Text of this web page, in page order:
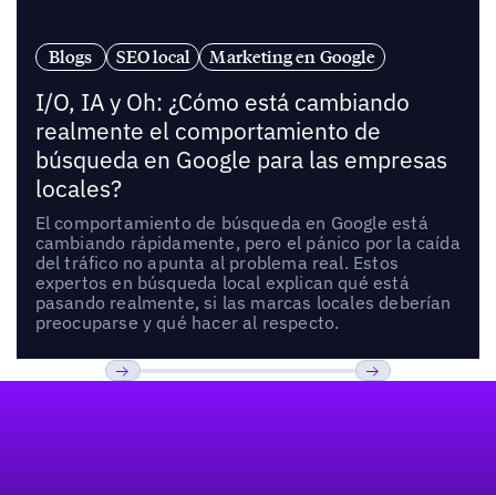
Blogs SEO local Marketing en Google
I/O, IA y Oh: ¿Cómo está cambiando
realmente el comportamiento de
búsqueda en Google para las empresas
locales?
El comportamiento de búsqueda en Google está
cambiando rápidamente, pero el pánico por la caída
del tráfico no apunta al problema real. Estos
expertos en búsqueda local explican qué está
pasando realmente, si las marcas locales deberían
preocuparse y qué hacer al respecto.